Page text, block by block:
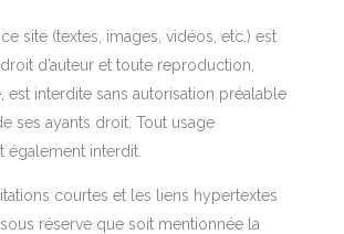
site (textes, images, vidéos, etc.) est
d’auteur et toute reproduction,
est interdite sans autorisation préalable
ses ayants droit. Tout usage
également interdit.
courtes et les liens hypertextes
réserve que soit mentionnée la